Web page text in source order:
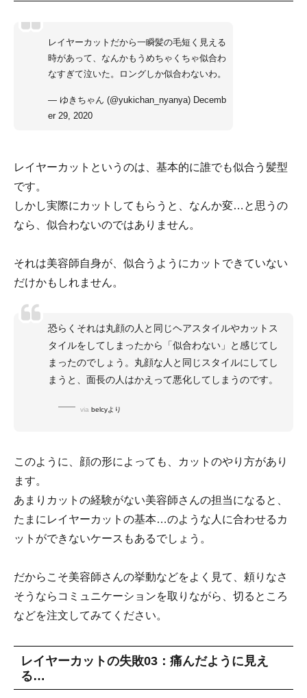
レイヤーカットだから一瞬髪の毛短く見える
時があって、なんかもうめちゃくちゃ似合わ
なすぎて泣いた。ロングしか似合わないわ。
— ゆきちゃん (@yukichan_nyanya) Decemb
er 29, 2020
レイヤーカットというのは、基本的に誰でも似合う髪型
です。
しかし実際にカットしてもらうと、なんか変…と思うの
なら、似合わないのではありません。
それは美容師自身が、似合うようにカットできていない
だけかもしれません。
恐らくそれは丸顔の人と同じヘアスタイルやカットス
タイルをしてしまったから「似合わない」と感じてし
まったのでしょう。丸顔な人と同じスタイルにしてし
まうと、面長の人はかえって悪化してしまうのです。
via belcyより
このように、顔の形によっても、カットのやり方があり
ます。
あまりカットの経験がない美容師さんの担当になると、
たまにレイヤーカットの基本…のような人に合わせるカ
ットができないケースもあるでしょう。
だからこそ美容師さんの挙動などをよく見て、頼りなさ
そうならコミュニケーションを取りながら、切るところ
などを注文してみてください。
レイヤーカットの失敗03：痛んだように見え
る…